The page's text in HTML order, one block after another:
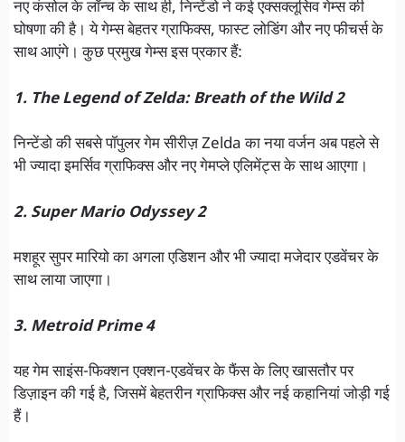
नए कंसोल के लॉन्च के साथ ही, निन्टेंडो ने कई एक्सक्लूसिव गेम्स की
घोषणा की है। ये गेम्स बेहतर ग्राफिक्स, फास्ट लोडिंग और नए फीचर्स के
साथ आएंगे। कुछ प्रमुख गेम्स इस प्रकार हैं:
1. The Legend of Zelda: Breath of the Wild 2
निन्टेंडो की सबसे पॉपुलर गेम सीरीज़ Zelda का नया वर्जन अब पहले से
भी ज्यादा इमर्सिव ग्राफिक्स और नए गेमप्ले एलिमेंट्स के साथ आएगा।
2. Super Mario Odyssey 2
मशहूर सुपर मारियो का अगला एडिशन और भी ज्यादा मजेदार एडवेंचर के
साथ लाया जाएगा।
3. Metroid Prime 4
यह गेम साइंस-फिक्शन एक्शन-एडवेंचर के फैंस के लिए खासतौर पर
डिज़ाइन की गई है, जिसमें बेहतरीन ग्राफिक्स और नई कहानियां जोड़ी गई
हैं।